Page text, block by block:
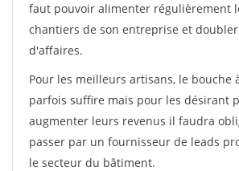
faut pouvoir alimenter régulièrement
chantiers de son entreprise et
d'affaires.
Pour les meilleurs artisans, le bouche
parfois suffire mais pour les désirant
augmenter leurs revenus il faudra
passer par un fournisseur de leads
le secteur du bâtiment.